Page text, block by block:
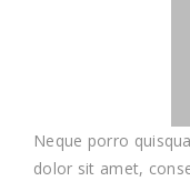
Neque porro
dolor sit amet,